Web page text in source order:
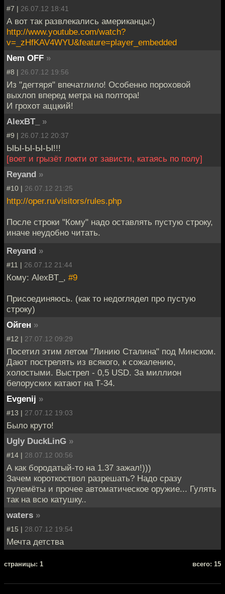
#7 | 26.07.12 18:41
А вот так развлекались американцы:)
http://www.youtube.com/watch?
v=_zHfKAV4WYU&feature=player_embedded
Nem OFF »
#8 | 26.07.12 19:56
Из "дегтяря" впечатлило! Особенно пороховой
выхлоп вперед метра на полтора!
И грохот аццкий!
AlexBT_
»
#9 | 26.07.12 20:37
ЫЫ-Ы-Ы-Ы!!!
[воет и грызёт локти от зависти, катаясь по полу]
Reyand »
#10 | 26.07.12 21:25
http://oper.ru/visitors/rules.php
После строки "Кому" надо оставлять пустую строку,
иначе неудобно читать.
Reyand »
#11 | 26.07.12 21:44
Кому: AlexBT_, #9
Присоединяюсь. (как то недоглядел про пустую
строку)
Ойген »
#12 | 27.07.12 09:29
Посетил этим летом "Линию Сталина" под Минском.
Дают пострелять из всякого, к сожалению,
холостыми. Выстрел - 0,5 USD. За миллион
белоруских катают на Т-34.
Evgenij »
#13 | 27.07.12 19:03
Было круто!
Ugly DuckLinG »
#14 | 28.07.12 00:56
А как бородатый-то на 1.37 зажал!)))
Зачем короткоствол разрешать? Надо сразу
пулемёты и прочее автоматическое оружие... Гулять
так на всю катушку..
waters »
#15 | 28.07.12 19:54
Мечта детства
cтраницы: 1 всего: 15